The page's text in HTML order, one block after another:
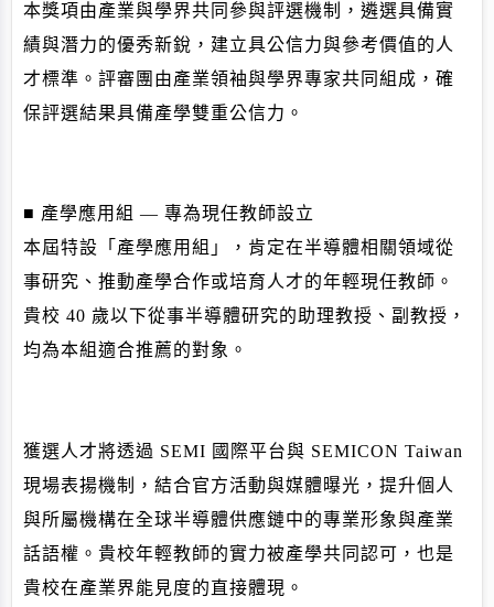
本獎項由產業與學界共同參與評選機制， 遴選具備實
績與潛力的優秀新銳， 建立具公信力與參考價值的人
才標準。 評審團由產業領袖與學界專家共同組成， 確
保評選結果具備產學雙重公信力。
■ 產學應用組 — 專為現任教師設立
本屆特設「產學應用組」，肯定在半導體相關領域從
事研究、 推動產學合作或培育人才的年輕現任教師。
貴校 40 歲以下從事半導體研究的助理教授、副教授，
均為本組適合推薦的對象。
獲選人才將透過 SEMI 國際平台與 SEMICON Taiwan
現場表揚機制，結合官方活動與媒體曝光， 提升個人
與所屬機構在全球半導體供應鏈中的專業形象與產業
話語權 。貴校年輕教師的實力被產學共同認可， 也是
貴校在產業界能見度的直接體現。